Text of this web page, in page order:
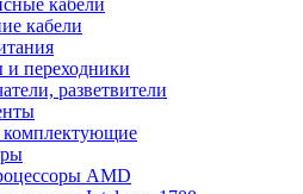
кабели
кабели
и переходники
разветвители
AMD